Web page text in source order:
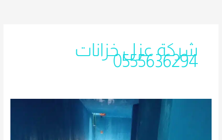
شركة عزل خزانات
0555636294